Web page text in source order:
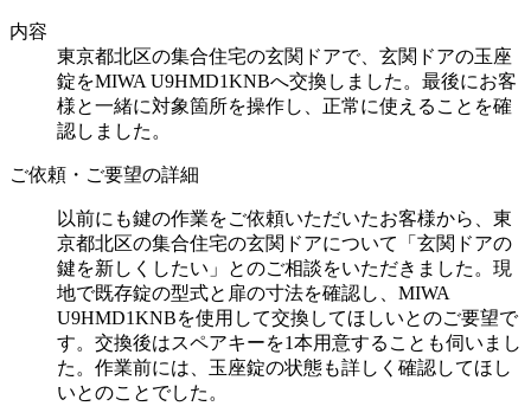
内容
東京都北区の集合住宅の玄関ドアで、玄関ドアの玉座
錠をMIWA U9HMD1KNBへ交換しました。最後にお客
様と一緒に対象箇所を操作し、正常に使えることを確
認しました。
ご依頼・ご要望の詳細
以前にも鍵の作業をご依頼いただいたお客様から、東
京都北区の集合住宅の玄関ドアについて「玄関ドアの
鍵を新しくしたい」とのご相談をいただきました。現
地で既存錠の型式と扉の寸法を確認し、MIWA
U9HMD1KNBを使用して交換してほしいとのご要望で
す。交換後はスペアキーを1本用意することも伺いまし
た。作業前には、玉座錠の状態も詳しく確認してほし
いとのことでした。